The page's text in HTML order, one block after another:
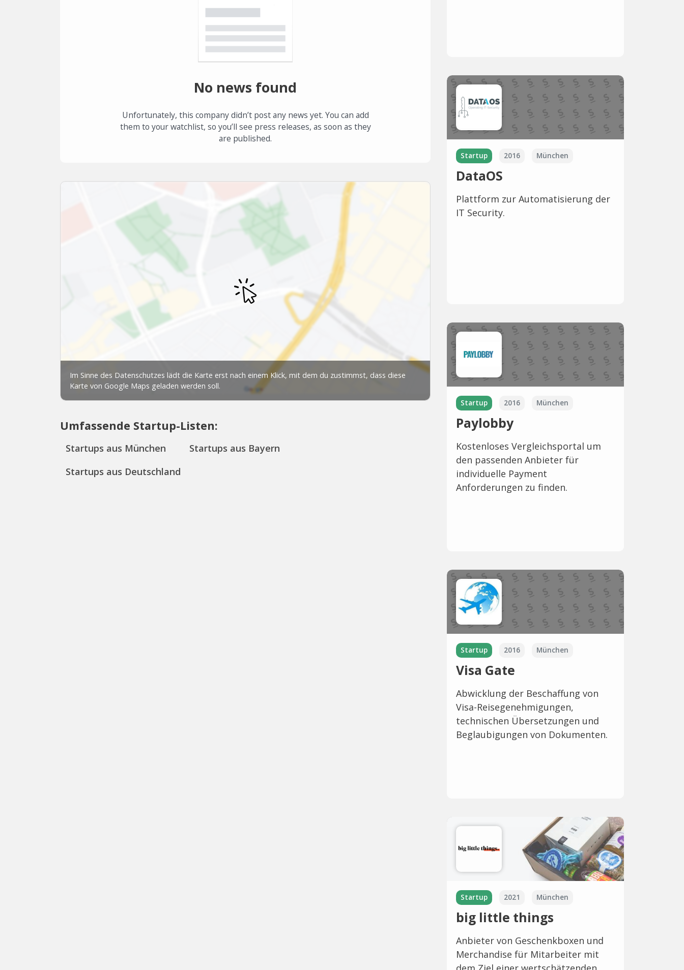
No news found
Unfortunately, this company didn’t post any news yet. You can add
them to your watchlist, so you’ll see press releases, as soon as they
are published.
Umfassende Startup-Listen:
Startups aus München
Startups aus Bayern
Startups aus Deutschland
Startup 2016 München
DataOS
Plattform zur Automatisierung der
IT Security.
Startup 2016 München
Paylobby
Kostenloses Vergleichsportal um
den passenden Anbieter für
individuelle Payment
Anforderungen zu finden.
Startup 2016 München
Visa Gate
Abwicklung der Beschaffung von
Visa-Reisegenehmigungen,
technischen Übersetzungen und
Beglaubigungen von Dokumenten.
Startup 2021 München
big little things
Anbieter von Geschenkboxen und
Merchandise für Mitarbeiter mit